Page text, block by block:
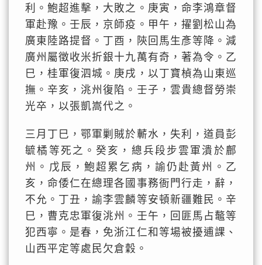
利。鮑超進擊，大敗之。庚寅，命李鴻章督
軍赴豫。壬辰，京師疫。甲午，擢劉松山為
廣東陸路提督。丁酉，陝回馬生彥等降。減
廣州屬徵收米折銀十九萬有奇，著為令。乙
巳，桂軍復泗城。庚戌，以丁寶楨為山東巡
撫。辛亥，洮州復陷。壬子，雲貴總督勞崇
光卒，以張凱嵩代之。
三月丁巳，鄂軍剿賊於蘄水，失利，道員彭
毓橘等死之。癸亥，總兵段步雲軍潰於鄜
州。戊辰，鮑超累乞病，諭仍赴黃州。乙
亥，命倭仁在總理各國事務衙門行走，辭，
不允。丁丑，諭李雲麟等安頓新疆難民。辛
巳，曹克忠軍復洮州。壬午，回匪馬占鼇等
犯西寧。是春，免浙江仁和等場被擾逋課、
山西平定等處民欠倉穀。